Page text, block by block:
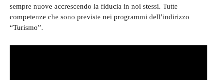
sempre nuove accrescendo la fiducia in noi stessi. Tutte
competenze che sono previste nei programmi dell’indirizzo
“Turismo”.